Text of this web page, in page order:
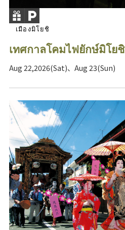
เมืองมิโยชิ
เทศกาลโคมไฟยักษ์มิโยชิ
Aug 22,2026(Sat)、Aug 23(Sun)